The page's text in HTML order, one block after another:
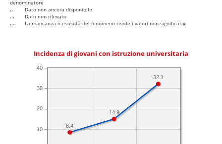
denominatore
..
Dato non ancora disponibile
...
Dato non rilevato
....
La mancanza o esiguità del fenomeno rende i valori non significativi
Incidenza di giovani con istruzione universitaria
10
20
30
40
32.1
14.9
8.4